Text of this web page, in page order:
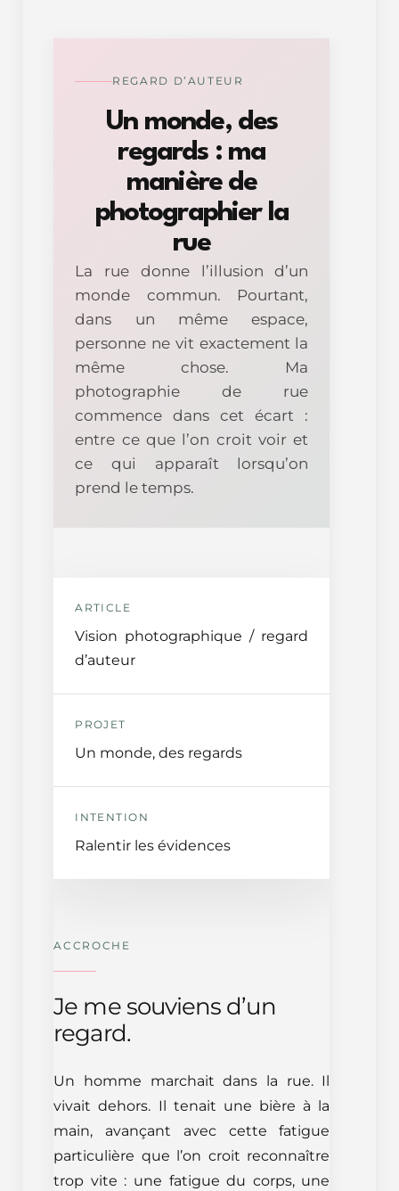
REGARD D’AUTEUR
Un monde, des
regards : ma
manière de
photographier la
rue
La rue donne l’illusion d’un
monde commun. Pourtant,
dans un même espace,
personne ne vit exactement la
même chose. Ma
photographie de rue
commence dans cet écart :
entre ce que l’on croit voir et
ce qui apparaît lorsqu’on
prend le temps.
ARTICLE
Vision photographique / regard
d’auteur
PROJET
Un monde, des regards
INTENTION
Ralentir les évidences
ACCROCHE
Je me souviens d’un
regard.
Un homme marchait dans la rue. Il
vivait dehors. Il tenait une bière à la
main, avançant avec cette fatigue
particulière que l’on croit reconnaître
trop vite : une fatigue du corps, une